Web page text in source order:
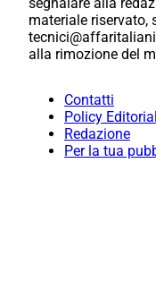
materiale riservato,
alla rimozione del
Contatti
Policy
Redazione
Per la tua